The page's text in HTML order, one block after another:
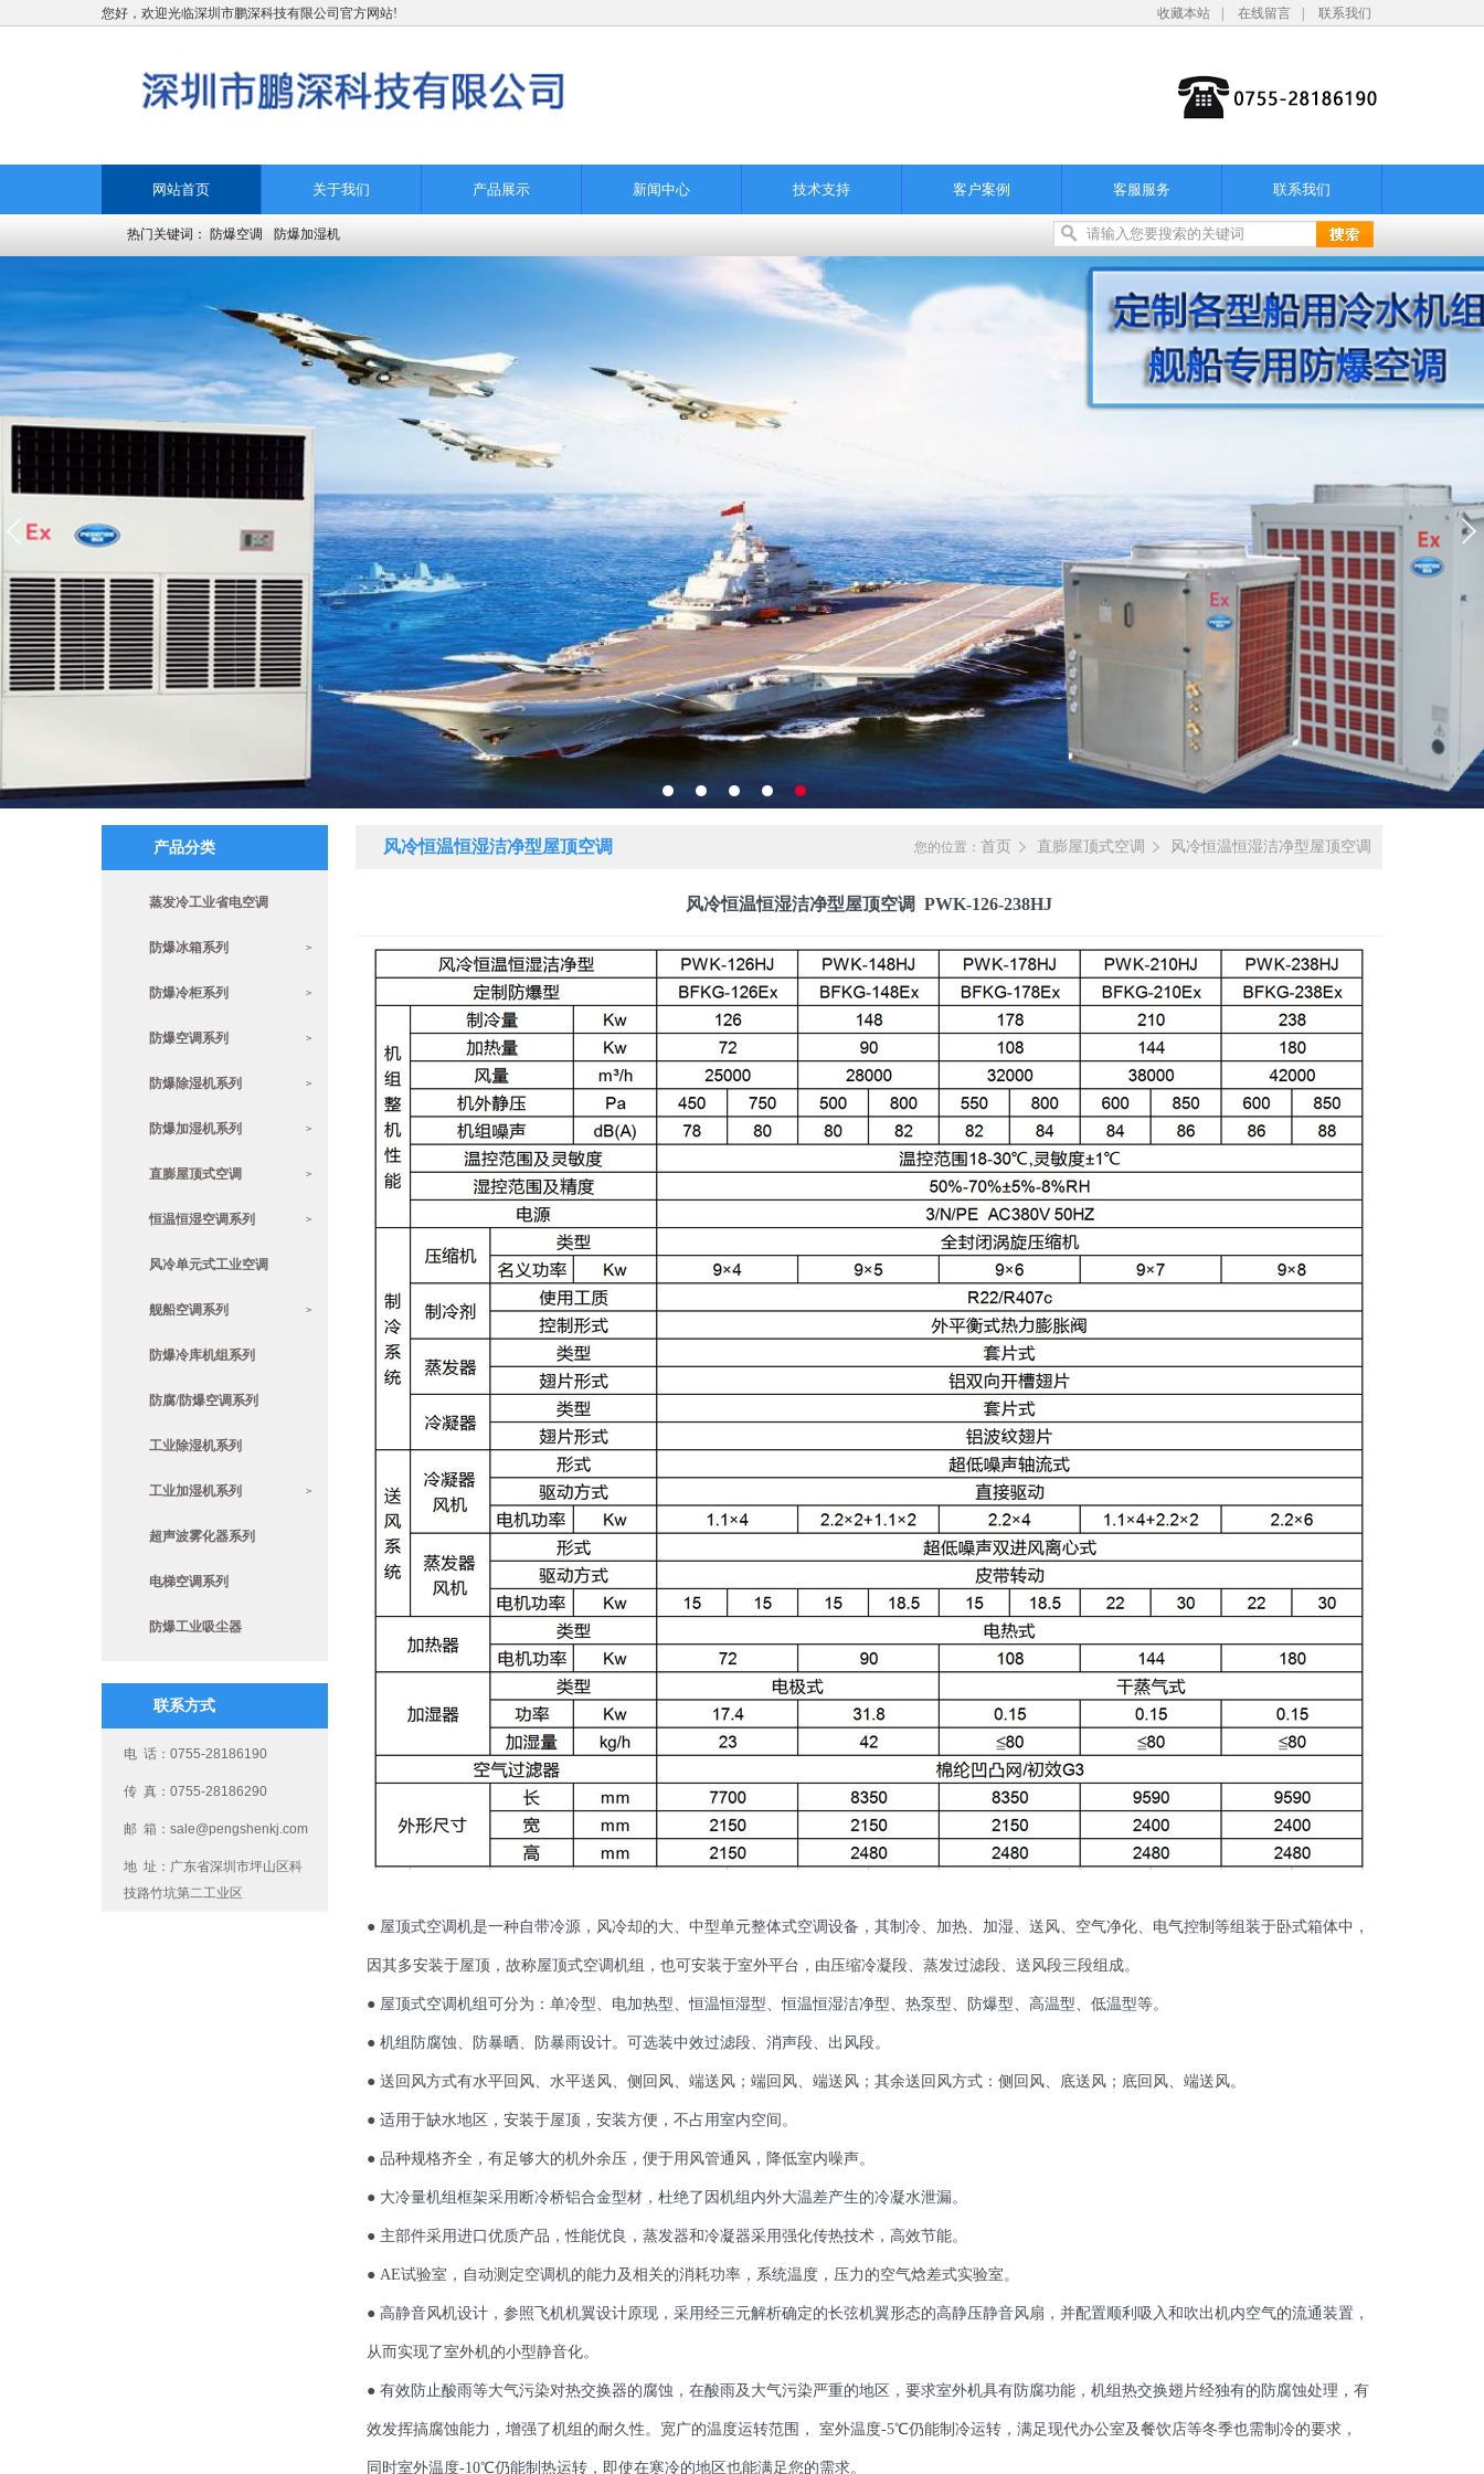
您好，欢迎光临深圳市鹏深科技有限公司官方网站! 收藏本站 在线留言 联系我们
网站首页 关于我们 产品展示 新闻中心 技术支持 客户案例 客服服务 联系我们
热门关键词： 防爆空调 防爆加湿机
产品分类
蒸发冷工业省电空调
防爆冰箱系列 >
防爆冷柜系列 >
防爆空调系列 >
防爆除湿机系列 >
防爆加湿机系列 >
直膨屋顶式空调 >
恒温恒湿空调系列 >
风冷单元式工业空调
舰船空调系列 >
防爆冷库机组系列
防腐/防爆空调系列
工业除湿机系列
工业加湿机系列 >
超声波雾化器系列
电梯空调系列
防爆工业吸尘器
联系方式
电 话：0755-28186190
传 真：0755-28186290
邮 箱：sale@pengshenkj.com
地 址：广东省深圳市坪山区科
技路竹坑第二工业区
风冷恒温恒湿洁净型屋顶空调 您的位置： 首页 直膨屋顶式空调 风冷恒温恒湿洁净型屋顶空调
风冷恒温恒湿洁净型屋顶空调 PWK-126-238HJ
● 屋顶式空调机是一种自带冷源，风冷却的大、中型单元整体式空调设备，其制冷、加热、加湿、送风、空气净化、电气控制等组装于卧式箱体中，
因其多安装于屋顶，故称屋顶式空调机组，也可安装于室外平台，由压缩冷凝段、蒸发过滤段、送风段三段组成。
● 屋顶式空调机组可分为：单冷型、电加热型、恒温恒湿型、恒温恒湿洁净型、热泵型、防爆型、高温型、低温型等。
● 机组防腐蚀、防暴晒、防暴雨设计。可选装中效过滤段、消声段、出风段。
● 送回风方式有水平回风、水平送风、侧回风、端送风；端回风、端送风；其余送回风方式：侧回风、底送风；底回风、端送风。
● 适用于缺水地区，安装于屋顶，安装方便，不占用室内空间。
● 品种规格齐全，有足够大的机外余压，便于用风管通风，降低室内噪声。
● 大冷量机组框架采用断冷桥铝合金型材，杜绝了因机组内外大温差产生的冷凝水泄漏。
● 主部件采用进口优质产品，性能优良，蒸发器和冷凝器采用强化传热技术，高效节能。
● AE试验室，自动测定空调机的能力及相关的消耗功率，系统温度，压力的空气焓差式实验室。
● 高静音风机设计，参照飞机机翼设计原现，采用经三元解析确定的长弦机翼形态的高静压静音风扇，并配置顺利吸入和吹出机内空气的流通装置，
从而实现了室外机的小型静音化。
● 有效防止酸雨等大气污染对热交换器的腐蚀，在酸雨及大气污染严重的地区，要求室外机具有防腐功能，机组热交换翅片经独有的防腐蚀处理，有
效发挥搞腐蚀能力，增强了机组的耐久性。宽广的温度运转范围， 室外温度-5℃仍能制冷运转，满足现代办公室及餐饮店等冬季也需制冷的要求，
同时室外温度-10℃仍能制热运转，即使在寒冷的地区也能满足您的需求。